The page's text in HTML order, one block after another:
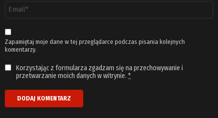
email
*
Zapamiętaj moje dane w tej przeglądarce podczas pisania kolejnych
komentarzy.
Korzystając z formularza zgadzam się na przechowywanie i
przetwarzanie moich danych w witrynie. *